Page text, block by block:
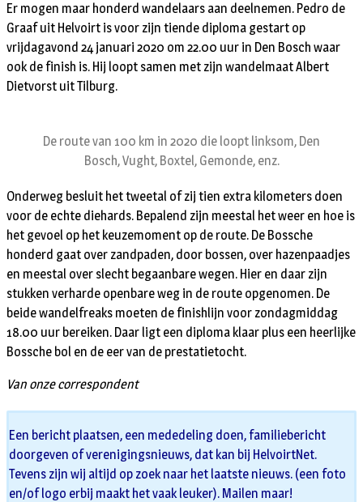
Er mogen maar honderd wandelaars aan deelnemen. Pedro de
Graaf uit Helvoirt is voor zijn tiende diploma gestart op
vrijdagavond 24 januari 2020 om 22.00 uur in Den Bosch waar
ook de finish is. Hij loopt samen met zijn wandelmaat Albert
Dietvorst uit Tilburg.
De route van 100 km in 2020 die loopt linksom, Den
Bosch, Vught, Boxtel, Gemonde, enz.
Onderweg besluit het tweetal of zij tien extra kilometers doen
voor de echte diehards. Bepalend zijn meestal het weer en hoe is
het gevoel op het keuzemoment op de route. De Bossche
honderd gaat over zandpaden, door bossen, over hazenpaadjes
en meestal over slecht begaanbare wegen. Hier en daar zijn
stukken verharde openbare weg in de route opgenomen. De
beide wandelfreaks moeten de finishlijn voor zondagmiddag
18.00 uur bereiken. Daar ligt een diploma klaar plus een heerlijke
Bossche bol en de eer van de prestatietocht.
Van onze correspondent
Een bericht plaatsen, een mededeling doen, familiebericht
doorgeven of verenigingsnieuws, dat kan bij HelvoirtNet.
Tevens zijn wij altijd op zoek naar het laatste nieuws. (een foto
en/of logo erbij maakt het vaak leuker). Mailen maar!